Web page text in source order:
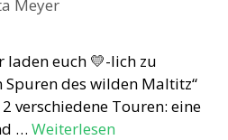
Meyer
laden euch 💛-lich zu
Spuren des wilden Maltitz“
verschiedene Touren: eine
… Weiterlesen